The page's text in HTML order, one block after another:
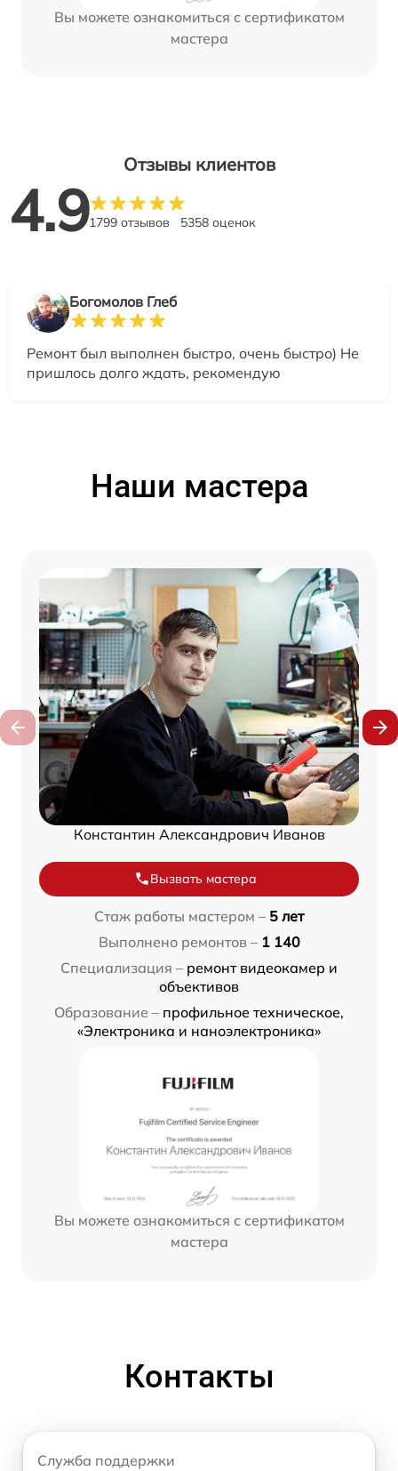
Вы можете ознакомиться с сертификатом
мастера
Отзывы клиентов
4.91799 отзывов 5358 оценок
Богомолов Глеб
Ремонт был выполнен быстро, очень быстро) Не
пришлось долго ждать, рекомендую
Наши мастера
Константин Александрович Иванов
Вызвать мастера
Стаж работы мастером – 5 лет
Выполнено ремонтов – 1 140
Специализация – ремонт видеокамер и
объективов
Образование – профильное техническое,
«Электроника и наноэлектроника»
Вы можете ознакомиться с сертификатом
мастера
Контакты
Служба поддержки